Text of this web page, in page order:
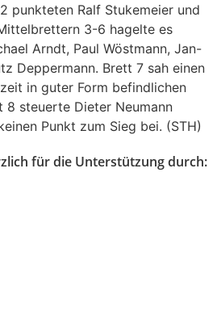
punkteten Ralf Stukemeier und
3-6 hagelte es
Arndt, Paul Wöstmann, Jan-
Deppermann. Brett 7 sah einen
in guter Form befindlichen
8 steuerte Dieter Neumann
Punkt zum Sieg bei. (STH)
für die Unterstützung durch: